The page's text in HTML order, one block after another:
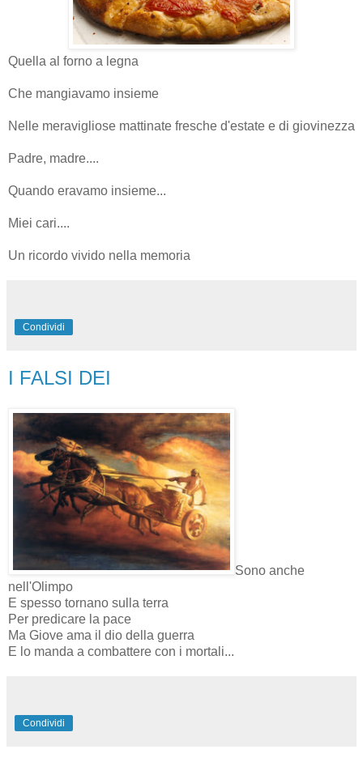
Quella al forno a legna
Che mangiavamo insieme
Nelle meravigliose mattinate fresche d'estate e di giovinezza
Padre, madre....
Quando eravamo insieme...
Miei cari....
Un ricordo vivido nella memoria
Condividi
I FALSI DEI
Sono anche
nell'Olimpo
E spesso tornano sulla terra
Per predicare la pace
Ma Giove ama il dio della guerra
E lo manda a combattere con i mortali...
Condividi